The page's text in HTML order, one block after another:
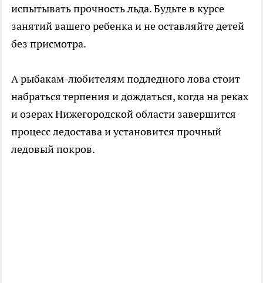
испытывать прочность льда. Будьте в курсе
занятий вашего ребенка и не оставляйте детей
без присмотра.
А рыбакам-любителям подледного лова стоит
набраться терпения и дождаться, когда на реках
и озерах Нижегородской области завершится
процесс ледостава и установится прочный
ледовый покров.